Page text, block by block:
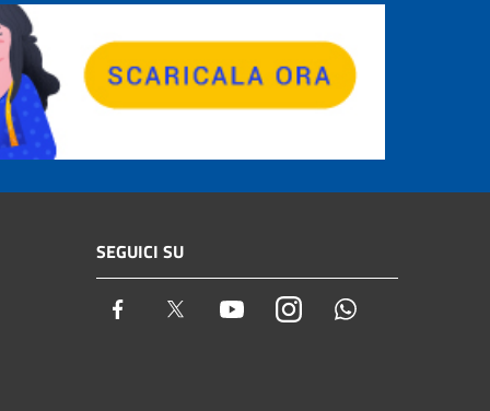
SEGUICI SU
Facebook Twitter YoutubeInstagram